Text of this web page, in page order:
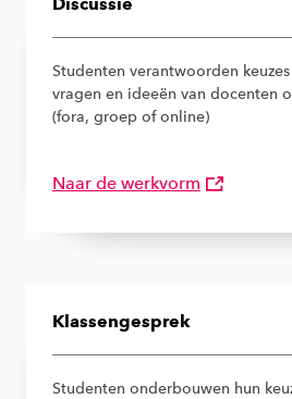
Studenten verantwoorden
vragen en ideeën van docenten
(fora, groep of online)
Naar de werkvorm
Klassengesprek
Studenten onderbouwen hun